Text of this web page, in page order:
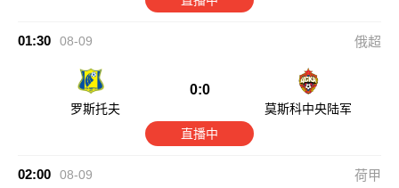
01:30 08-09 俄超
罗斯托夫
0:0
莫斯科中央陆军
直播中
02:00 08-09 荷甲